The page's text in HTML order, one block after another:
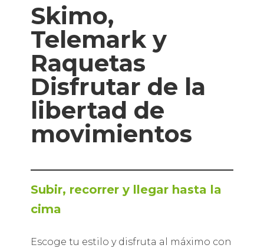
Skimo,
Telemark y
Raquetas
Disfrutar de la
libertad de
movimientos
Subir, recorrer y llegar hasta la
cima
Escoge tu estilo y disfruta al máximo con